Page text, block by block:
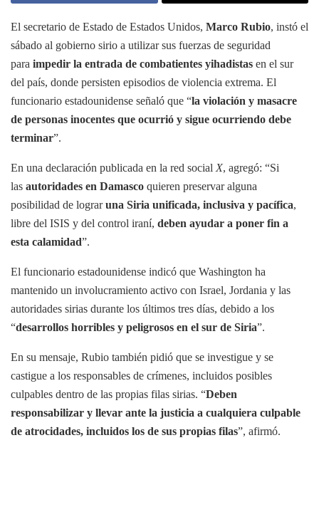
El secretario de Estado de Estados Unidos, Marco Rubio, instó el
sábado al gobierno sirio a utilizar sus fuerzas de seguridad
para impedir la entrada de combatientes yihadistas en el sur
del país, donde persisten episodios de violencia extrema. El
funcionario estadounidense señaló que “la violación y masacre
de personas inocentes que ocurrió y sigue ocurriendo debe
terminar”.
En una declaración publicada en la red social X, agregó: “Si
las autoridades en Damasco quieren preservar alguna
posibilidad de lograruna Siria unificada, inclusiva y pacífica,
libre del ISIS y del control iraní, deben ayudar a poner fin a
esta calamidad”.
El funcionario estadounidense indicó que Washington ha
mantenido un involucramiento activo con Israel, Jordania y las
autoridades sirias durante los últimos tres días, debido a los
“desarrollos horribles y peligrosos en el sur de Siria”.
En su mensaje, Rubio también pidió que se investigue y se
castigue a los responsables de crímenes, incluidos posibles
culpables dentro de las propias filas sirias. “Deben
responsabilizar y llevar ante la justicia a cualquiera culpable
de atrocidades, incluidos los de sus propias filas”, afirmó.